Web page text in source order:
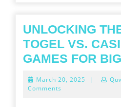
UNLOCKING
TOGEL VS.
GAMES FOR
March 20, 2025 March
|
Comments